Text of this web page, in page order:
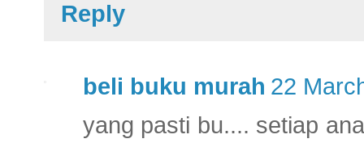
Reply
beli buku murah 22
yang pasti bu.... setiap